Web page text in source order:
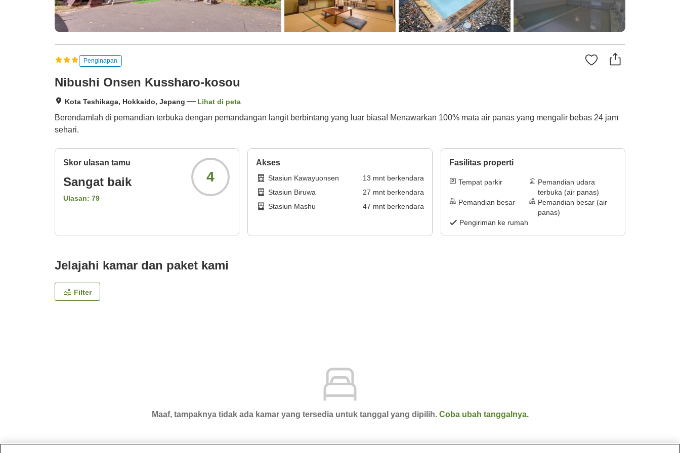
Penginapan
Nibushi Onsen Kussharo-kosou
Kota Teshikaga, Hokkaido, Jepang Lihat di peta
Berendamlah di pemandian terbuka dengan pemandangan langit berbintang yang luar biasa! Menawarkan 100% mata air panas yang mengalir bebas 24 jam
sehari.
Skor ulasan tamu
Sangat baik
Ulasan: 79
4
Akses
Stasiun Kawayuonsen 13 mnt berkendara
Stasiun Biruwa
27 mnt berkendara
Stasiun Mashu
47 mnt berkendara
Fasilitas properti
Tempat parkir
Pemandian udara
terbuka (air panas)
Pemandian besar
Pemandian besar (air
panas)
Pengiriman ke rumah
Jelajahi kamar dan paket kami
Filter
Maaf, tampaknya tidak ada kamar yang tersedia untuk tanggal yang dipilih. Coba ubah tanggalnya.